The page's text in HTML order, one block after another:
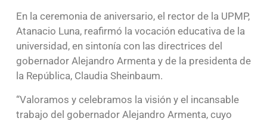
En la ceremonia de aniversario, el rector de la UPMP,
Atanacio Luna, reafirmó la vocación educativa de la
universidad, en sintonía con las directrices del
gobernador Alejandro Armenta y de la presidenta de
la República, Claudia Sheinbaum.
“Valoramos y celebramos la visión y el incansable
trabajo del gobernador Alejandro Armenta, cuyo